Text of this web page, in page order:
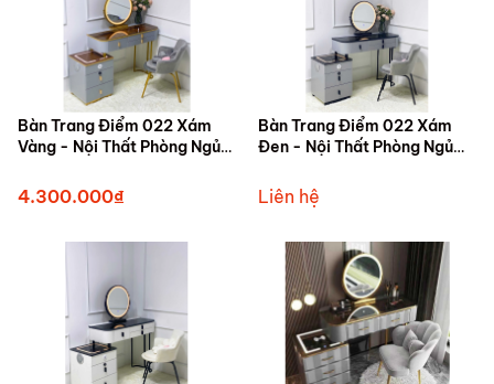
Bàn Trang Điểm 022 Xám
Vàng - Nội Thất Phòng Ngủ
4.300.000₫
Bàn Trang Điểm 022 Xám
Đen - Nội Thất Phòng Ngủ
Liên hệ